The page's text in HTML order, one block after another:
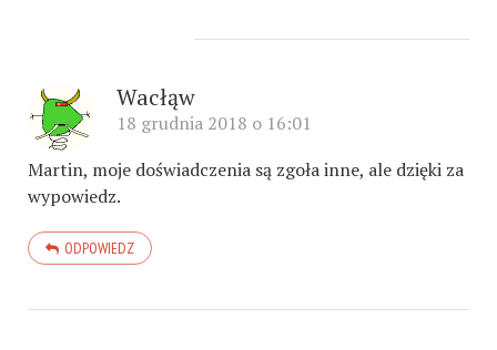
Wacłąw
18 grudnia 2018 o 16:01
Martin, moje doświadczenia są zgoła inne, ale dzięki za
wypowiedz.
ODPOWIEDZ